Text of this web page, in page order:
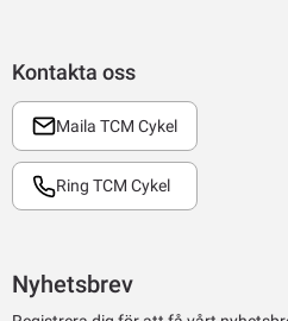
Kontakta oss
Maila TCM Cykel
Ring TCM Cykel
Nyhetsbrev